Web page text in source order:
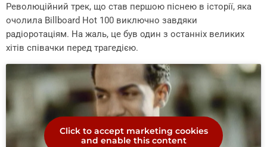
Революційний трек, що став першою піснею в історії, яка
очолила Billboard Hot 100 виключно завдяки
радіоротаціям. На жаль, це був один з останніх великих
хітів співачки перед трагедією.
Click to accept marketing cookies
and enable this content